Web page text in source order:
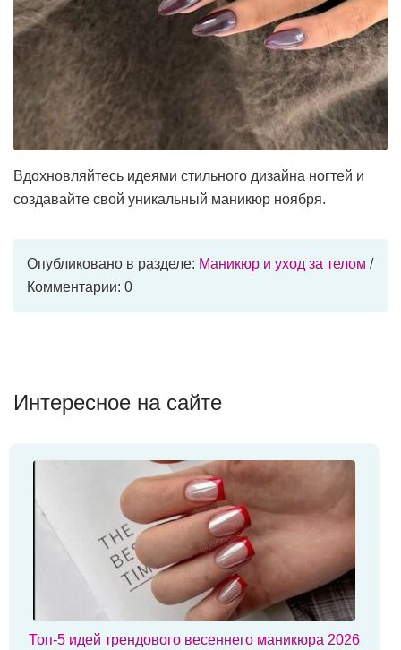
Вдохновляйтесь идеями стильного дизайна ногтей и
создавайте свой уникальный маникюр ноября.
Опубликовано в разделе: Маникюр и уход за телом /
Комментарии: 0
Интересное на сайте
Топ-5 идей трендового весеннего маникюра 2026